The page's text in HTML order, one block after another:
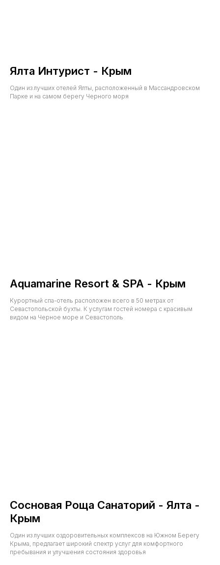
Ялта Интурист - Крым
Один из лучших отелей Ялты, расположенный в Массандровском
Парке и на самом берегу Черного моря
Aquamarine Resort & SPA - Крым
Курортный спа-отель расположен всего в 50 метрах от
Севастопольской бухты. К услугам гостей номера с красивым
видом на Черное море и Севастополь
Сосновая Роща Санаторий - Ялта -
Крым
Один из лучших оздоровительных комплексов на Южном Берегу
Крыма, предлагает широкий спектр услуг для комфортного
пребывания и улучшения состояния здоровья